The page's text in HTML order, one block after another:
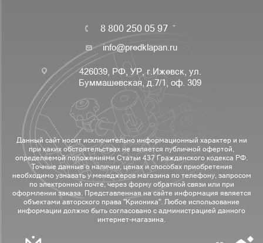
8 800 250 05 97
info@predklapan.ru
426039, РФ, УР, г.Ижевск, ул.
Буммашевская, д.7/1, оф. 309
Данный сайт носит исключительно информационный характер и ни
при каких обстоятельствах не является публичной офертой,
определяемой положениями Статьи 437 Гражданского кодекса РФ.
Точные данные о наличии, ценах и способах приобретения
необходимо узнавать у менеджеров магазина по телефону, запросом
по электронной почте, через форму обратной связи или при
оформлении заказа. Представленная на сайте информация является
объектами авторского права "Крионика". Любое использование
информации должно быть согласовано с администрацией данного
интернет-магазина.